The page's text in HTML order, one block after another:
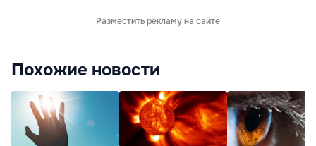
Разместить рекламу на сайте
Похожие новости